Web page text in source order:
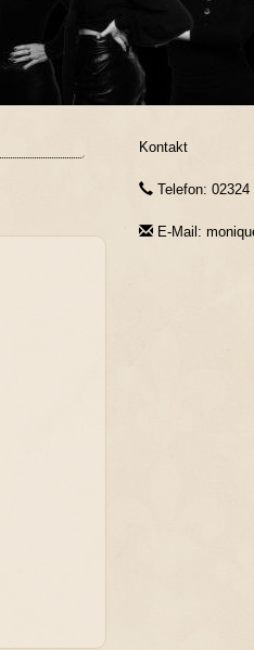
Kontakt
Telefon: 02324
E-Mail: